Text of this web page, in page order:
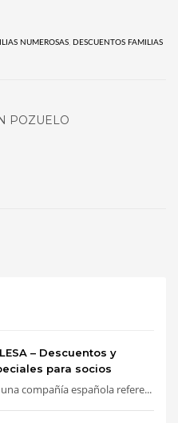
NUMEROSAS
DESCUENTOS FAMILIAS
POZUELO
– Descuentos y
para socios
una compañía española refere...